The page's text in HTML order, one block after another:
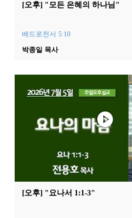
[오후] "모든 은혜의 하나님"
베드로전서 5:10
박종일 목사
[오후] "요나서 1:1-3"